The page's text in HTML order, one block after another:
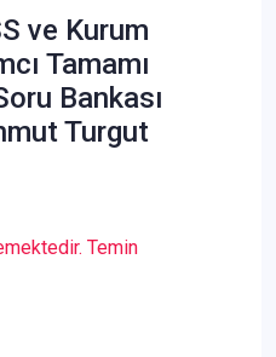
ve Kurum
Tamamı
Bankası
Turgut
Temin